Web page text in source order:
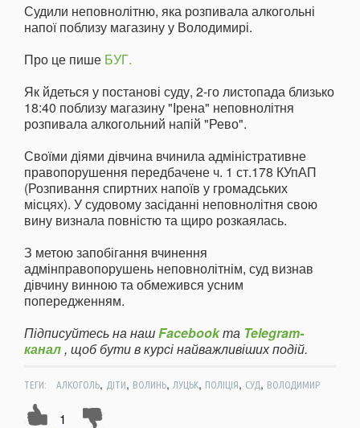
Судили неповнолітню, яка розпивала алкогольні
напої поблизу магазину у Володимирі.
Про це пише БУГ.
Як йдеться у постанові суду, 2-го листопада близько
18:40 поблизу магазину "Ірена" неповнолітня
розпивала алкогольний напій "Рево".
Своїми діями дівчина вчинила адміністративне
правопорушення передбачене ч. 1 ст.178 КУпАП
(Розпивання спиртних напоїв у громадських
місцях). У судовому засіданні неповнолітня свою
вину визнала повністю та щиро розкаялась.
З метою запобігання вчинення
адмінправопорушень неповнолітнім, суд визнав
дівчину винною та обмежився усним
попередженням.
Підписуйтесь на нашFacebookта Telegram-
канал, щоб бути в курсі найважливіших подій.
ТЕГИ: АЛКОГОЛЬ, ДІТИ, ВОЛИНЬ, ЛУЦЬК, ПОЛІЦІЯ, СУД, ВОЛОДИМИР
1